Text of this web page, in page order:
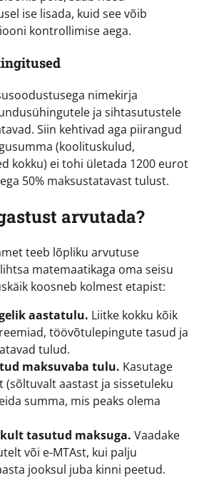
ise lisada, kuid see võib
kontrollimise aega.
nimekirja
ja sihtasutustele
Siin kehtivad aga piirangud
(koolituskulud,
kokku) ei tohi ületada 1200 eurot
50% maksustatavast tulust.
arvutada?
teeb lõpliku arvutuse
matemaatikaga oma seisu
koosneb kolmest etapist:
aastatulu. Liitke kokku kõik
töövõtulepingute tasud ja
tulud.
maksuvaba tulu. Kasutage
(sõltuvalt aastast ja sissetuleku
summa, mis peaks olema
tasutud maksuga. Vaadake
või e-MTAst, kui palju
jooksul juba kinni peetud.